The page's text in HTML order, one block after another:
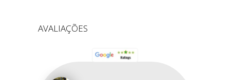
AVALIAÇÕES